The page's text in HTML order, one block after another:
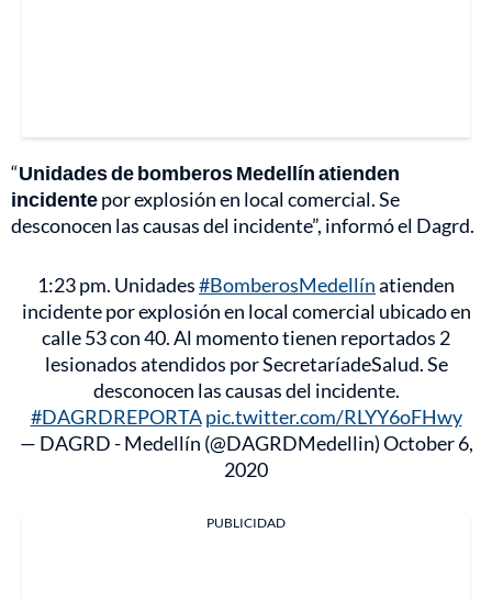
“Unidades de bomberos Medellín atienden
incidentepor explosión en local comercial. Se
desconocen las causas del incidente”, informó el Dagrd.
1:23 pm. Unidades#BomberosMedellínatienden
incidente por explosión en local comercial ubicado en
calle 53 con 40. Al momento tienen reportados 2
lesionados atendidos por SecretaríadeSalud. Se
desconocen las causas del incidente.
#DAGRDREPORTA pic.twitter.com/RLYY6oFHwy
— DAGRD - Medellín (@DAGRDMedellin)October 6,
2020
PUBLICIDAD